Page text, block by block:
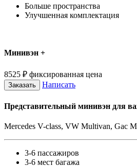
Больше пространства
Улучшенная комплектация
Минивэн +
8525 ₽ фиксированная цена
Заказать Написать
Представительный минивэн для
Mercedes V-class, VW Multivan, Gac
3-6 пассажиров
3-6 мест багажа